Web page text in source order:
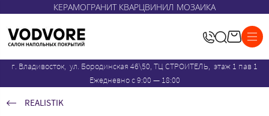
КЕРАМОГРАНИТ КВАРЦВИНИЛ МОЗАИКА
г. Владивосток, ул. Бородинская 46\50, ТЦ СТРОИТЕЛЬ, этаж 1 пав 1
Ежедневно с 9:00 — 18:00
REALISTIK